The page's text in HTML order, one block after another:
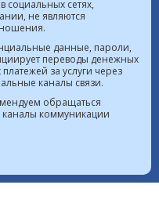
деятельности на
0012 от 21.11.2018
лицензий на
на рынке ценных
операций
социальных сетях,
не являются
данные, пароли,
переводы денежных
за услуги через
каналы связи.
обращаться
коммуникации